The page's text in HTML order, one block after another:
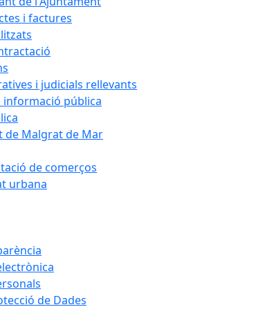
i factures
i judicials rellevants
informació pública
de Malgrat de Mar
de comerços
urbana
de Dades